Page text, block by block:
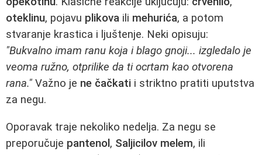
oteklinu, pojavu plikova ili mehurića, a potom
stvaranje krastica i ljuštenje. Neki opisuju:
"Bukvalno imam ranu koja i blago gnoji... izgledalo je
veoma ružno, otprilike da ti ocrtam kao otvorena
rana." Važno je ne čačkati i striktno pratiti uputstva
za negu.
Oporavak traje nekoliko nedelja. Za negu se
preporučuje pantenol, Saljicilov melem, ili